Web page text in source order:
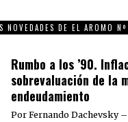
NOVEDADES DE EL AROMO
Rumbo a los ’90.
sobrevaluación de la
endeudamiento
Por Fernando Dachevsky –